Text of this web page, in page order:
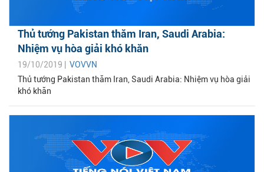
Thủ tướng Pakistan thăm Iran, Saudi Arabia:
Nhiệm vụ hòa giải khó khăn
19/10/2019 | VOVVN
Thủ tướng Pakistan thăm Iran, Saudi Arabia: Nhiệm vụ hòa giải
khó khăn